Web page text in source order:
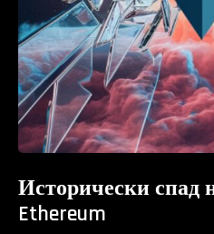
Исторически спад
Ethereum